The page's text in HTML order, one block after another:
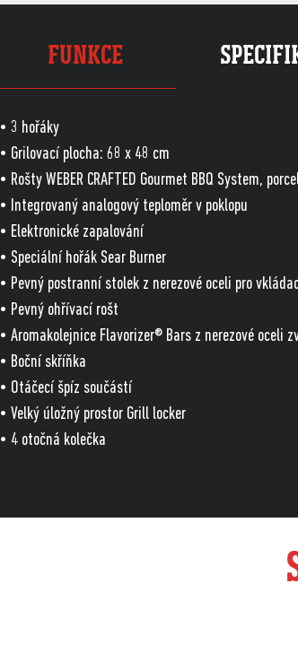
FUNKCE
• 3 hořáky
• Grilovací plocha: 68 x 48 cm
• Rošty WEBER CRAFTED Gourmet BBQ System,
• Integrovaný analogový teploměr v poklopu
• Elektronické zapalování
• Speciální hořák Sear Burner
• Pevný postranní stolek z nerezové oceli pro
• Pevný ohřívací rošt
• Aromakolejnice Flavorizer® Bars z nerezové oceli
• Boční skříňka
• Otáčecí špíz součástí
• Velký úložný prostor Grill locker
• 4 otočná kolečka